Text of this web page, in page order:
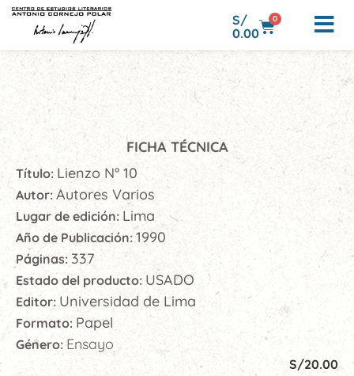
S/
0.00
0
FICHA TÉCNICA
Título: Lienzo N° 10
Autor: Autores Varios
Lugar de edición: Lima
Año de Publicación:1990
Páginas: 337
Estado del producto: USADO
Editor:Universidad de Lima
Formato: Papel
Género:Ensayo
S/20.00